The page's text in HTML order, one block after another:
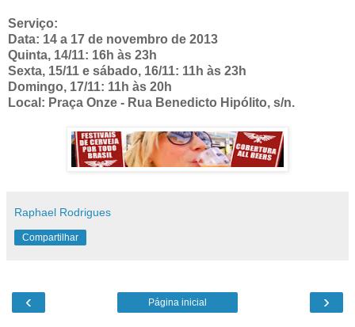
Serviço:
Data: 14 a 17 de novembro de 2013
Quinta, 14/11: 16h às 23h
Sexta, 15/11 e sábado, 16/11: 11h às 23h
Domingo, 17/11: 11h às 20h
Local: Praça Onze - Rua Benedicto Hipólito, s/n.
Raphael Rodrigues
Compartilhar
‹ ›
Página inicial